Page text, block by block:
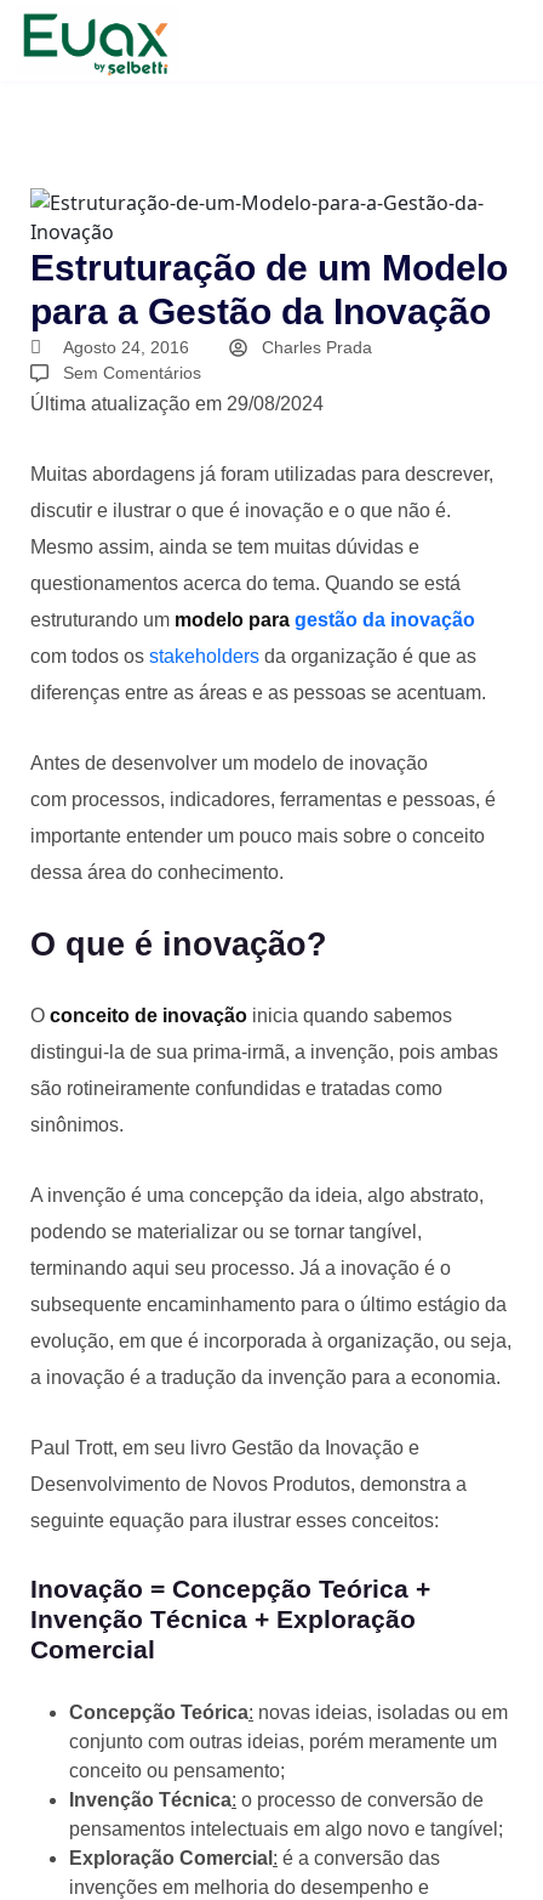
Estruturação de um Modelo
para a Gestão da Inovação
Agosto 24, 2016
Charles Prada
Sem Comentários
Última atualização em 29/08/2024
Muitas abordagens já foram utilizadas para descrever,
discutir e ilustrar o que é inovação e o que não é.
Mesmo assim, ainda se tem muitas dúvidas e
questionamentos acerca do tema. Quando se está
estruturando um modelo para gestão da inovação
com todos os stakeholders da organização é que as
diferenças entre as áreas e as pessoas se acentuam.
Antes de desenvolver um modelo de inovação
com processos, indicadores, ferramentas e pessoas, é
importante entender um pouco mais sobre o conceito
dessa área do conhecimento.
O que é inovação?
O conceito de inovação inicia quando sabemos
distingui-la de sua prima-irmã, a invenção, pois ambas
são rotineiramente confundidas e tratadas como
sinônimos.
A invenção é uma concepção da ideia, algo abstrato,
podendo se materializar ou se tornar tangível,
terminando aqui seu processo. Já a inovação é o
subsequente encaminhamento para o último estágio da
evolução, em que é incorporada à organização, ou seja,
a inovação é a tradução da invenção para a economia.
Paul Trott, em seu livro Gestão da Inovação e
Desenvolvimento de Novos Produtos, demonstra a
seguinte equação para ilustrar esses conceitos:
Inovação = Concepção Teórica +
Invenção Técnica + Exploração
Comercial
Concepção Teórica: novas ideias, isoladas ou em
conjunto com outras ideias, porém meramente um
conceito ou pensamento;
Invenção Técnica: o processo de conversão de
pensamentos intelectuais em algo novo e tangível;
Exploração Comercial : é a conversão das
invenções em melhoria do desempenho e